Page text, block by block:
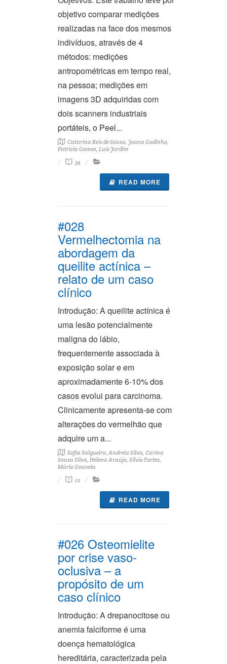
objetivo comparar medições
realizadas na face dos mesmos
indivíduos, através de 4
métodos: medições
antropométricas em tempo real,
na pessoa; medições em
imagens 3D adquiridas com
dois scanners industriais
portáteis, o Peel...
Catarina Reis de Sousa, Joana Godinho,
Patricia Gomes, Luis Jardim
34
READ MORE
#028
Vermelhectomia na
abordagem da
queilite actínica –
relato de um caso
clínico
Introdução: A queilite actínica é
uma lesão potencialmente
maligna do lábio,
frequentemente associada à
exposição solar e em
aproximadamente 6-10% dos
casos evolui para carcinoma.
Clinicamente apresenta-se com
alterações do vermelhão que
adquire um a...
Sofia Salgueiro, Andreia Silva, Carina
Sousa Silva, Helena Araújo, Sílvio Fortes,
Mário Gouveia
12
READ MORE
#026 Osteomielite
por crise vaso-
oclusiva – a
propósito de um
caso clínico
Introdução: A drepanocitose ou
anemia falciforme é uma
doença hematológica
hereditária, caracterizada pela